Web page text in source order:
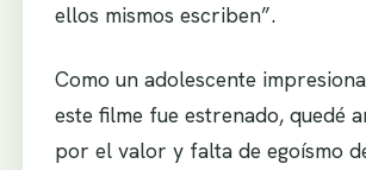
ellos mismos escriben”.
Como un adolescente
este filme fue estrenado, quedé
por el valor y falta de egoísmo